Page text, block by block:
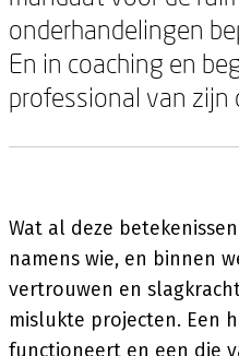
onderhandelingen
En in coaching en
professional van
Wat al deze
namens wie, en binnen
vertrouwen en
mislukte projecten. Een
functioneert en een die